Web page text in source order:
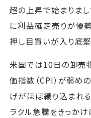
超の上昇で始まりま
に利益確定売りが優
押し目買いが入り底堅
米国では10日の卸売
価指数（CPI）が弱め
げがほぼ織り込まれ
ラクル急騰をきっか